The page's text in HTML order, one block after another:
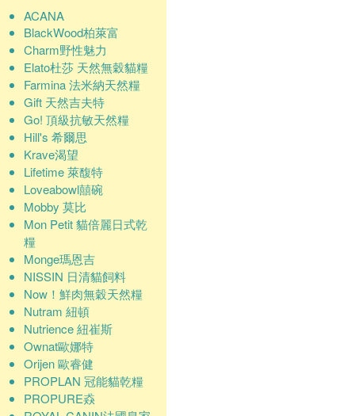
ACANA
BlackWood柏萊富
Charm野性魅力
Elato杜莎 天然無穀貓糧
Farmina 法米納天然糧
Gift 天然吉夫特
Go! 頂級抗敏天然糧
Hill's 希爾思
Krave渴望
Lifetime 萊馥特
Loveabowl囍碗
Mobby 莫比
Mon Petit 貓倍麗日式乾
糧
Monge瑪恩吉
NISSIN 日清貓飼料
Now！鮮肉無穀天然糧
Nutram 紐頓
Nutrience 紐崔斯
Ownat歐娜特
Orijen 歐睿健
PROPLAN 冠能貓乾糧
PROPURE猋